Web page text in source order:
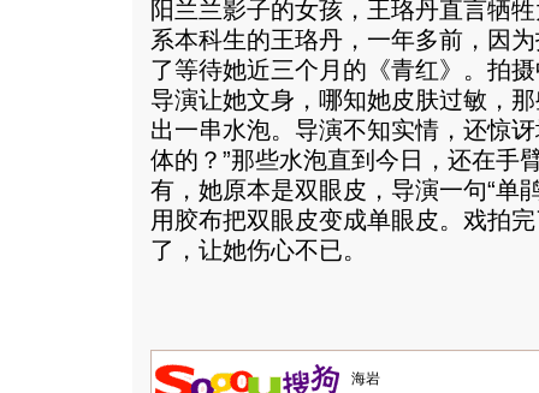
阳兰兰影子的女孩，王珞丹直言牺
系本科生的王珞丹，一年多前，因
了等待她近三个月的《青红》。拍
导演让她文身，哪知她皮肤过敏，
出一串水泡。导演不知实情，还惊
体的？”那些水泡直到今日，还在手
有，她原本是双眼皮，导演一句“单
用胶布把双眼皮变成单眼皮。戏拍
了，让她伤心不已。